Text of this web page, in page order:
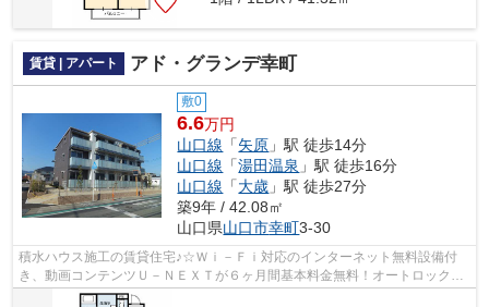
賃貸 | アパート アド・グランデ幸町
敷0
6.6万円
山口線 「矢原 」駅 徒歩14分
山口線 「湯田温泉 」駅 徒歩16分
山口線 「大歳 」駅 徒歩27分
築9年 / 42.08㎡
山口県山口市幸町3-30
積水ハウス施工の賃貸住宅♪☆Ｗｉ－Ｆｉ対応のインターネット無料設備付
き、動画コンテンツＵ－ＮＥＸＴが６ヶ月間基本料金無料！オートロック・
エアコン２台・倉庫付き♪積水ハウス独自...